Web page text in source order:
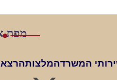
מפת
המשרדהמלצות